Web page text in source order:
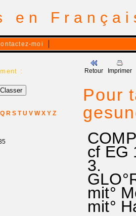
en
moi
:
Q R S T U V W X Y Z
Retour Imprimer
Pour
cf EG
3.
mit°
mit°